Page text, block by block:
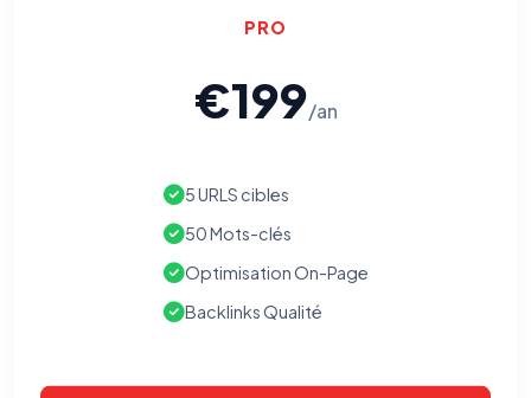
PRO
€199/an
5 URLS cibles
50 Mots-clés
Optimisation On-Page
Backlinks Qualité